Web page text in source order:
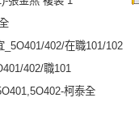
_5O401/402/在職101/102
402/職101
柯泰全